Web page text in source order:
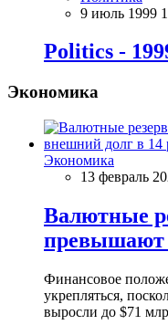
9 июль 1999
Politics -
Экономика
Экономика
13 февраль
Валютные
превышают
Финансовое
укрепляться,
выросли до $71